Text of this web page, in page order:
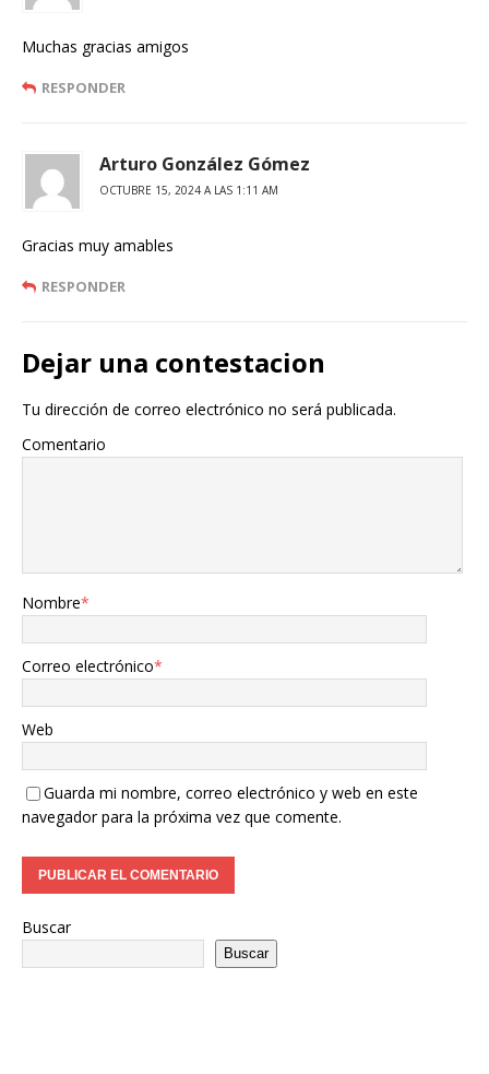
Muchas gracias amigos
RESPONDER
Arturo González Gómez
OCTUBRE 15, 2024 A LAS 1:11 AM
Gracias muy amables
RESPONDER
Dejar una contestacion
Tu dirección de correo electrónico no será publicada.
Comentario
Nombre*
Correo electrónico*
Web
Guarda mi nombre, correo electrónico y web en este
navegador para la próxima vez que comente.
Buscar
Buscar